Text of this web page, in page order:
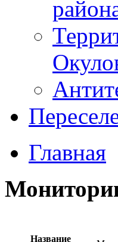
Главная
Название